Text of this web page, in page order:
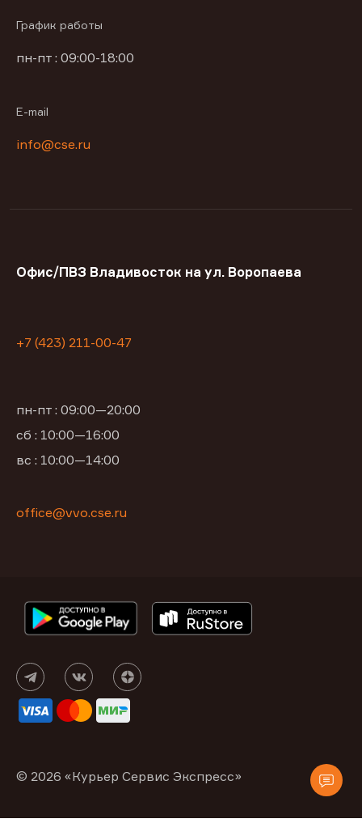
График работы
пн-пт : 09:00-18:00
E-mail
info@cse.ru
Офис/ПВЗ Владивосток на ул. Воропаева
+7 (423) 211-00-47
пн-пт : 09:00—20:00
сб : 10:00—16:00
вс : 10:00—14:00
office@vvo.cse.ru
© 2026 «Курьер Сервис Экспресс»